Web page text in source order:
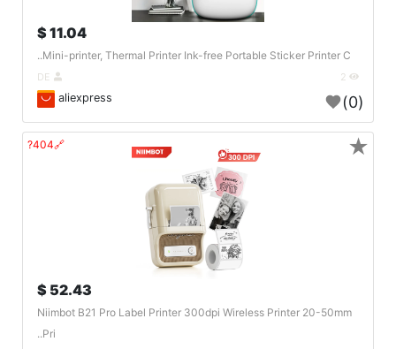
11.04 $
Mini-printer, Thermal Printer Ink-free Portable Sticker Printer C..
aliexpress (0)
🔗404?
52.43 $
Niimbot B21 Pro Label Printer 300dpi Wireless Printer 20-50mm
Pri..
★